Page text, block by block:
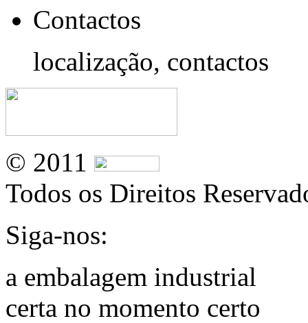
Contactos
localização, contactos
© 2011
Todos os Direitos
Siga-nos:
a embalagem industrial
certa no momento certo